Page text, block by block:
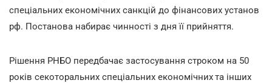
спеціальних економічних санкцій до фінансових установ
рф. Постанова набирає чинності з дня її прийняття.
Рішення РНБО передбачає застосування строком на 50
років секоторальних спеціальних економічнихта інших